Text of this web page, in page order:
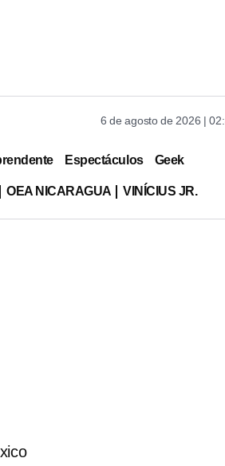
6 de agosto de 2026 |
Espectáculos Geek
OEA NICARAGUA VINÍCIUS JR.